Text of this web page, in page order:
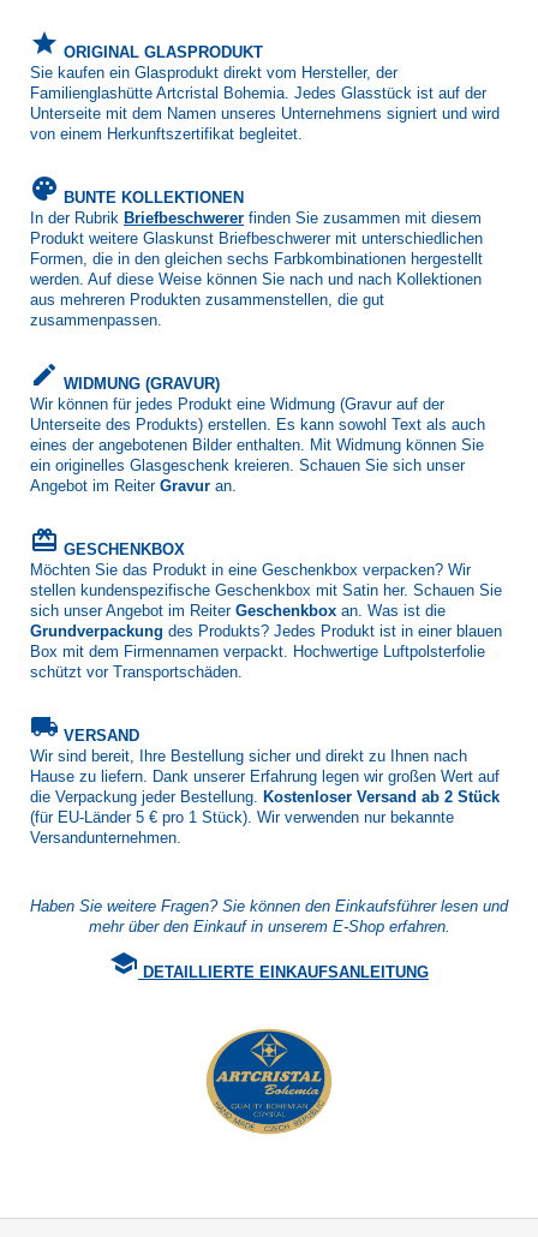
grade ORIGINAL GLASPRODUKT
Sie kaufen ein Glasprodukt direkt vom Hersteller, der
Familienglashütte Artcristal Bohemia. Jedes Glasstück ist auf der
Unterseite mit dem Namen unseres Unternehmens signiert und wird
von einem Herkunftszertifikat begleitet.
palette BUNTE KOLLEKTIONEN
In der Rubrik Briefbeschwerer finden Sie zusammen mit diesem
Produkt weitere Glaskunst Briefbeschwerer mit unterschiedlichen
Formen, die in den gleichen sechs Farbkombinationen hergestellt
werden. Auf diese Weise können Sie nach und nach Kollektionen
aus mehreren Produkten zusammenstellen, die gut
zusammenpassen.
create WIDMUNG (GRAVUR)
Wir können für jedes Produkt eine Widmung (Gravur auf der
Unterseite des Produkts) erstellen. Es kann sowohl Text als auch
eines der angebotenen Bilder enthalten. Mit Widmung können Sie
ein originelles Glasgeschenk kreieren. Schauen Sie sich unser
Angebot im Reiter Gravur an.
card_giftcard GESCHENKBOX
Möchten Sie das Produkt in eine Geschenkbox verpacken? Wir
stellen kundenspezifische Geschenkbox mit Satin her. Schauen Sie
sich unser Angebot im Reiter Geschenkbox an. Was ist die
Grundverpackung des Produkts? Jedes Produkt ist in einer blauen
Box mit dem Firmennamen verpackt. Hochwertige Luftpolsterfolie
schützt vor Transportschäden.
local_shipping VERSAND
Wir sind bereit, Ihre Bestellung sicher und direkt zu Ihnen nach
Hause zu liefern. Dank unserer Erfahrung legen wir großen Wert auf
die Verpackung jeder Bestellung. Kostenloser Versand ab 2 Stück
(für EU-Länder 5 € pro 1 Stück). Wir verwenden nur bekannte
Versandunternehmen.
Haben Sie weitere Fragen? Sie können den Einkaufsführer lesen und
mehr über den Einkauf in unserem E-Shop erfahren.
school DETAILLIERTE EINKAUFSANLEITUNG